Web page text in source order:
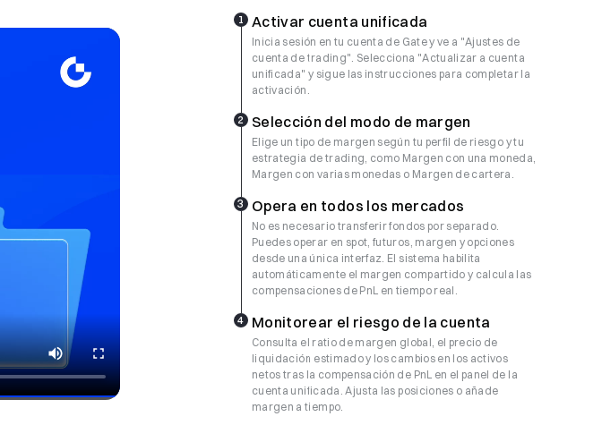
1 Activar cuenta unificada
Inicia sesión en tu cuenta de Gate y ve a "Ajustes de
cuenta de trading". Selecciona "Actualizar a cuenta
unificada" y sigue las instrucciones para completar la
activación.
2 Selección del modo de margen
Elige un tipo de margen según tu perfil de riesgo y tu
estrategia de trading, como Margen con una moneda,
Margen con varias monedas o Margen de cartera.
3 Opera en todos los mercados
No es necesario transferir fondos por separado.
Puedes operar en spot, futuros, margen y opciones
desde una única interfaz. El sistema habilita
automáticamente el margen compartido y calcula las
compensaciones de PnL en tiempo real.
4 Monitorear el riesgo de la cuenta
Consulta el ratio de margen global, el precio de
liquidación estimado y los cambios en los activos
netos tras la compensación de PnL en el panel de la
cuenta unificada. Ajusta las posiciones o añade
margen a tiempo.